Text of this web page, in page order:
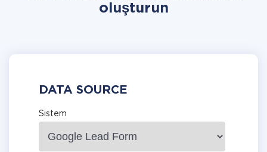
oluşturun
DATA SOURCE
Sistem